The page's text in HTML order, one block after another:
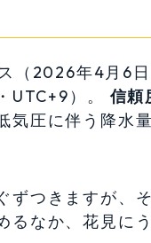
（2026年4月6
UTC+9）。 信頼
圧に伴う降水
ずつきますが、
なか、花見に